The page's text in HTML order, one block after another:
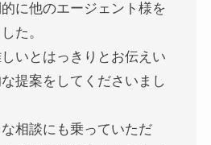
に他のエージェント様を
た。
いとはっきりとお伝えい
提案をしてくださいまし
相談にも乗っていただ